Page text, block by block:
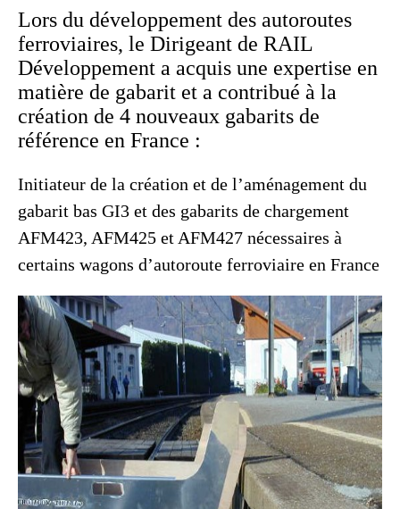
Lors du développement des autoroutes
ferroviaires, le Dirigeant de RAIL
Développement a acquis une expertise en
matière de gabarit et a contribué à la
création de 4 nouveaux gabarits de
référence en France :
Initiateur de la création et de l’aménagement du
gabarit bas GI3 et des gabarits de chargement
AFM423, AFM425 et AFM427 nécessaires à
certains wagons d’autoroute ferroviaire en France